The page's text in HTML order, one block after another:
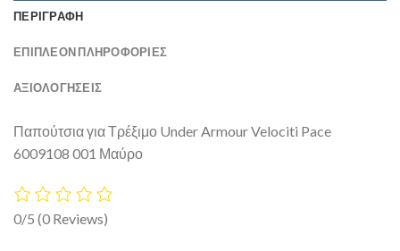
ΠΕΡΙΓΡΑΦΉ
ΕΠΙΠΛΈΟΝ ΠΛΗΡΟΦΟΡΊΕΣ
ΑΞΙΟΛΟΓΗΣΕΙΣ
Παπούτσια για Τρέξιμο Under Armour Velociti Pace
6009108 001 Μαύρο
0/5 (0 Reviews)